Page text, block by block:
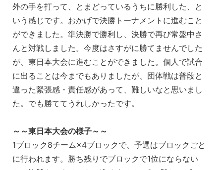
外の手を打って、とまどっているうちに勝利した、と
いう感じです。おかげで決勝トーナメントに進むこと
ができました。準決勝で勝利し、決勝で再び常盤中さ
んと対戦しました。今度はさすがに勝てませんでした
が、東日本大会に進むことができました。個人で試合
に出ることは今までもありましたが、団体戦は普段と
違った緊張感・責任感があって、難しいなと思いまし
た。でも勝ててうれしかったです。
～～東日本大会の様子～～
1ブロック8チーム×4ブロックで、予選はブロックごと
に行われます。勝ち残りでブロックで1位にならない